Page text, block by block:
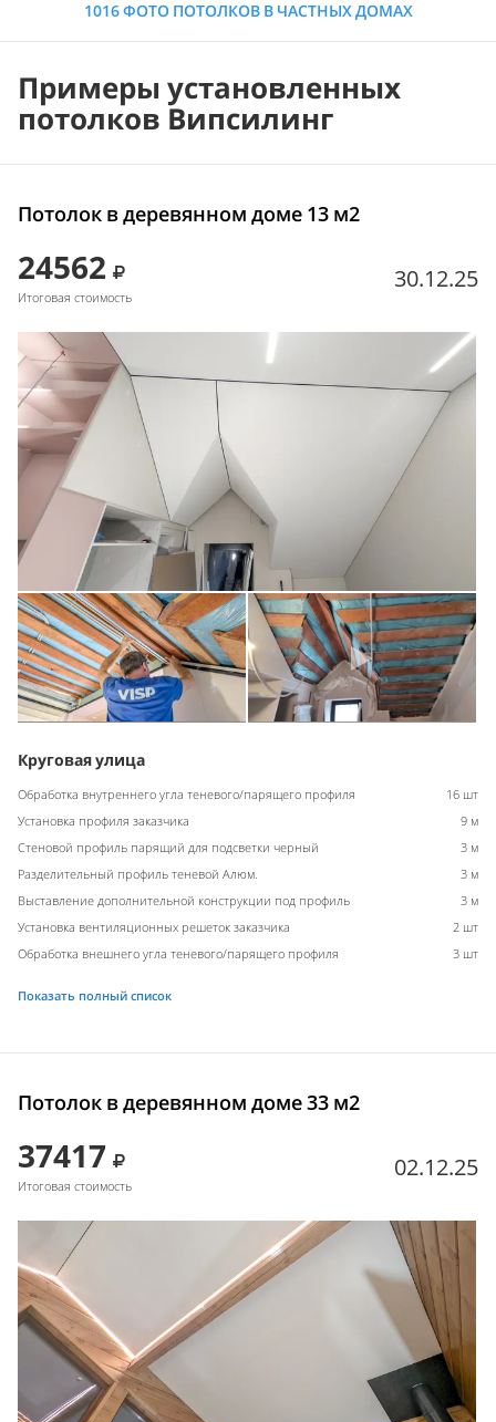
1016 ФОТО ПОТОЛКОВ В ЧАСТНЫХ ДОМАХ
Примеры установленных
потолков Випсилинг
Потолок в деревянном доме 13 м2
24562
Итоговая стоимость
30.12.25
Круговая улица
Обработка внутреннего угла теневого/парящего профиля
16 шт
Установка профиля заказчика
9 м
Стеновой профиль парящий для подсветки черный
3 м
Разделительный профиль теневой Алюм.
3 м
Выставление дополнительной конструкции под профиль
3 м
Установка вентиляционных решеток заказчика
2 шт
Обработка внешнего угла теневого/парящего профиля
3 шт
Показать полный список
Потолок в деревянном доме 33 м2
37417
Итоговая стоимость
02.12.25